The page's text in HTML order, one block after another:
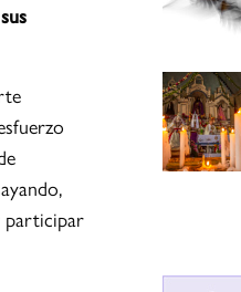
participar